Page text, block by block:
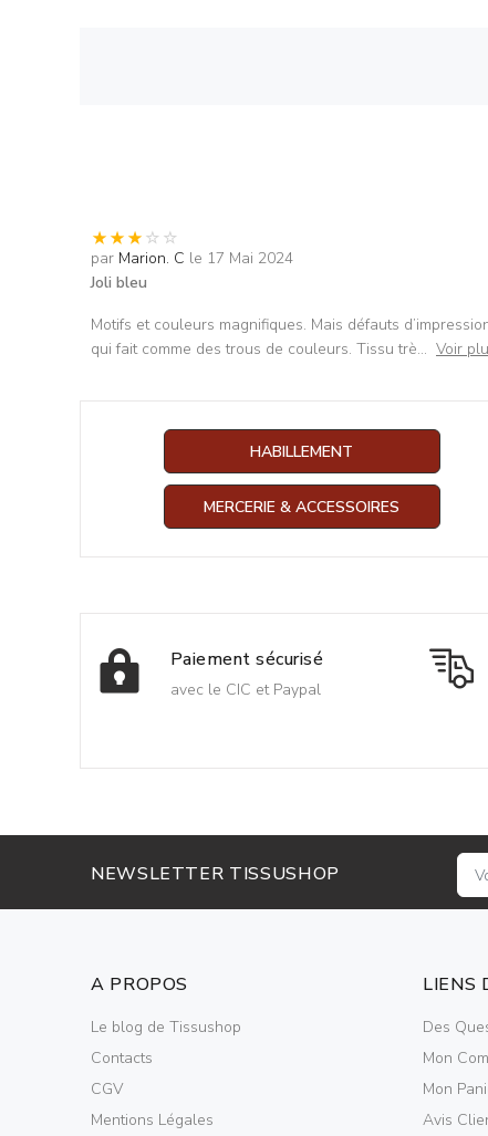
par Marion. C le 17 Mai 2024
Joli bleu
Motifs et couleurs magnifiques. Mais défauts
qui fait comme des trous de couleurs. Tissu trè... Voir
HABILLEMENT
MERCERIE & ACCESSOIRES
Paiement sécurisé
avec le CIC et Paypal
NEWSLETTER TISSUSHOP
A PROPOS
Le blog de Tissushop
Contacts
CGV
Mentions Légales
LIENS
Des
Mon
Mon
Avis